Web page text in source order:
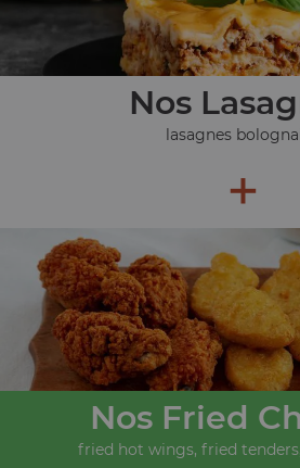
Nos
lasagnes
+
Nos Fried
fried hot wings, fried